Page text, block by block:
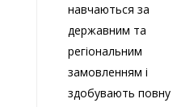
навчаються за
державним та
регіональним
замовленням і
здобувають повну